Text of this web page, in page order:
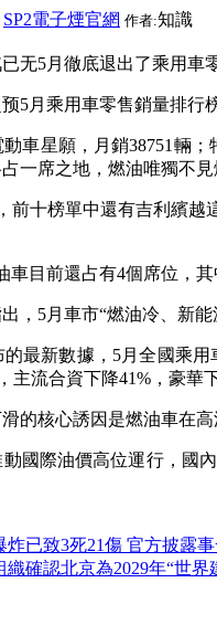
SP2電子煙官網 作者:知識
无5月徹底退出了乘用車
5月乘用車零售銷量排行
動車星願，月銷38751輛
一席之地，燃油唯獨不見
前十榜單中還有吉利繽越
車目前還占有4個席位，其
，5月車市“燃油冷、新
最新數據，5月全國乘
主流合資下降41%，豪華
的核心誘因是燃油車在
國際油價高位運行，國
炸已致3死21傷 官方披露
確認北京為2029年“世界